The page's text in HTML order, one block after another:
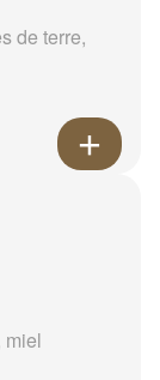
de terre,
miel